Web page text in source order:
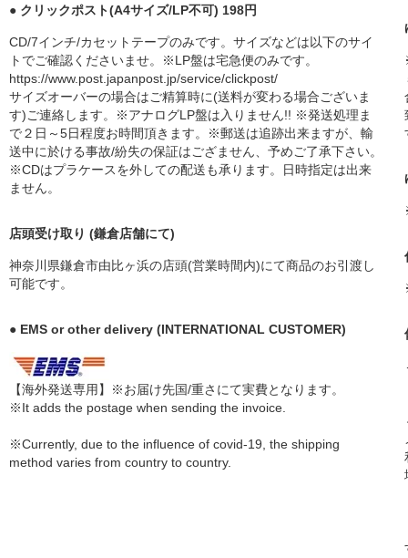
● クリックポスト(A4サイズ/LP不可) 198円
CD/7インチ/カセットテープのみです。サイズなどは以下のサイ
トでご確認くださいませ。※LP盤は宅急便のみです。
https://www.post.japanpost.jp/service/clickpost/
サイズオーバーの場合はご精算時に(送料が変わる場合ございま
す)ご連絡します。※アナログLP盤は入りません!! ※発送処理ま
で２日～5日程度お時間頂きます。※郵送は追跡出来ますが、輸
送中に於ける事故/紛失の保証はござません、予めご了承下さい。
※CDはプラケースを外しての配送も承ります。日時指定は出来
ません。
店頭受け取り (鎌倉店舗にて)
神奈川県鎌倉市由比ヶ浜の店頭(営業時間内)にて商品のお引渡し
可能です。
● EMS or other delivery (INTERNATIONAL CUSTOMER)
【海外発送専用】※お届け先国/重さにて実費となります。
※It adds the postage when sending the invoice.
※Currently, due to the influence of covid-19, the shipping
method varies from country to country.